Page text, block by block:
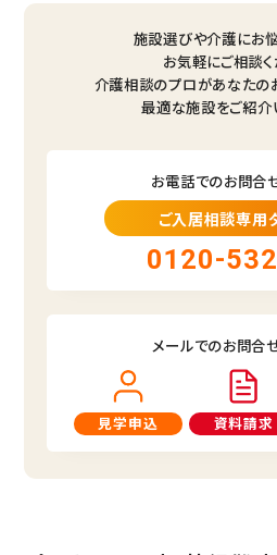
施設選びや介護にお
お気軽にご相談く
介護相談のプロがあなたの
最適な施設をご紹介
お電話でのお問合
ご入居相談専用
0120-
メールでのお問合
見学申込 資料請求